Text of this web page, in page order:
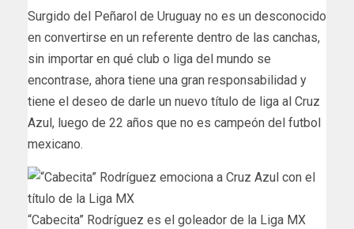
Surgido del Peñarol de Uruguay no es un desconocido
en convertirse en un referente dentro de las canchas,
sin importar en qué club o liga del mundo se
encontrase, ahora tiene una gran responsabilidad y
tiene el deseo de darle un nuevo título de liga al Cruz
Azul, luego de 22 años que no es campeón del futbol
mexicano.
“Cabecita” Rodríguez es el goleador de la Liga MX